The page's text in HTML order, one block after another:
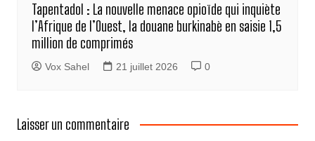
Tapentadol : La nouvelle menace opioïde qui inquiète
l’Afrique de l’Ouest, la douane burkinabè en saisie 1,5
million de comprimés
Vox Sahel 21 juillet 2026 0
Laisser un commentaire